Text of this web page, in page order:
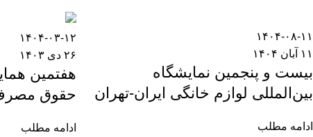
۱۴۰۴-۰۸-۱۱
۱۱ آبان ۱۴۰۴
بیست و پنجمین نمایشگاه
بین‌المللی لوازم خانگی ایران-تهران
ادامه مطلب
۱۴۰۴-۰۳-۱۲
۲۶ دی ۱۴۰۳
هفتمین
حقوق
ادامه مطلب